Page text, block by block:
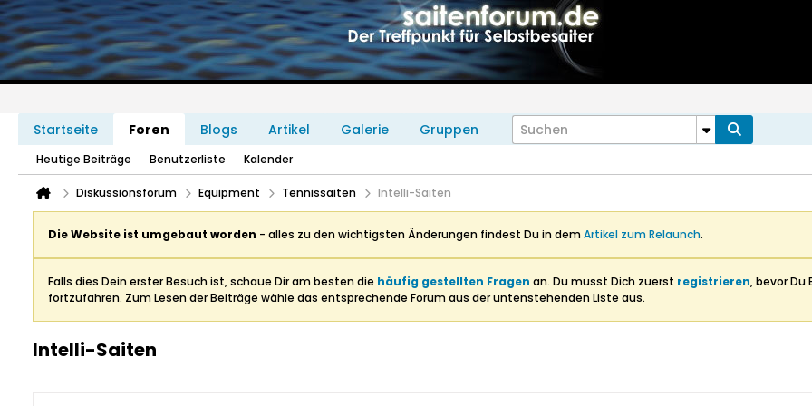
Startseite Foren Blogs Artikel Galerie Gruppen
Heutige Beiträge Benutzerliste Kalender
Diskussionsforum Equipment Tennissaiten Intelli-Saiten
Die Website ist umgebaut worden - alles zu den wichtigsten Änderungen findest Du in demArtikel zum Relaunch.
Falls dies Dein erster Besuch ist, schaue Dir am besten die häufig gestellten Fragen an. Du musst Dich zuerst registrieren, bevor Du
fortzufahren. Zum Lesen der Beiträge wähle das entsprechende Forum aus der untenstehenden Liste aus.
Intelli-Saiten